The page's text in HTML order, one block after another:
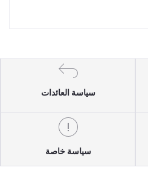
سياسة العائدات
سياسة خاصة